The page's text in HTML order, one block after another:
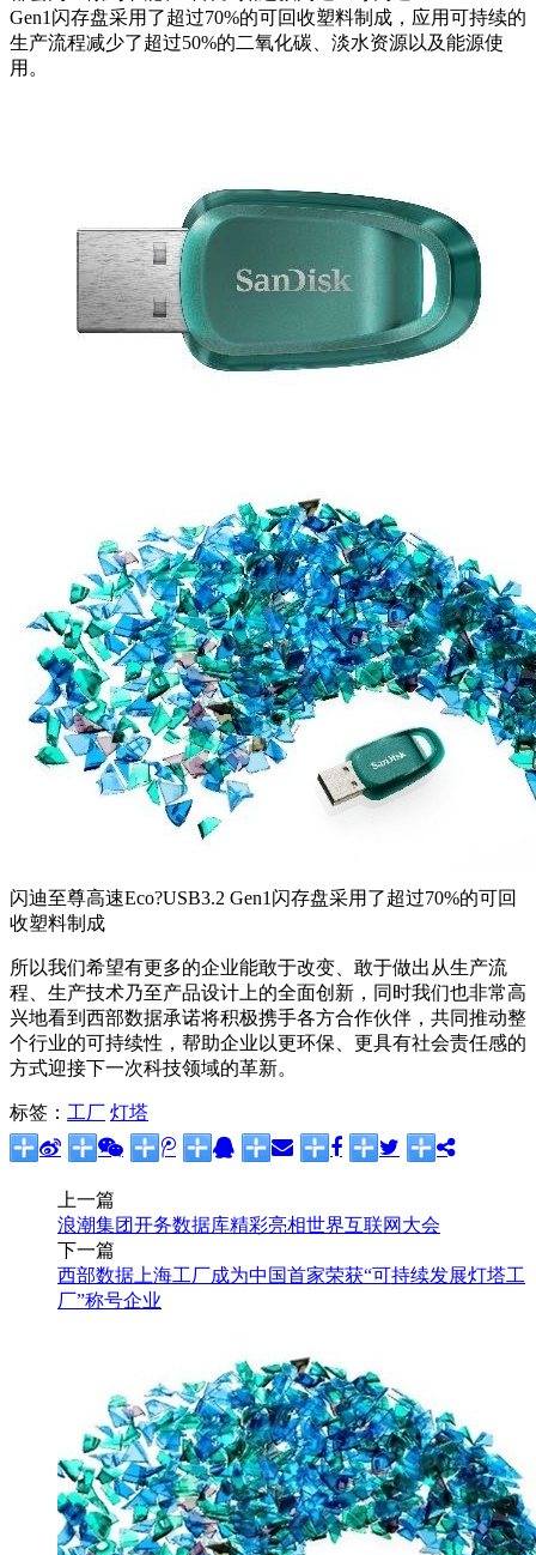
Gen1闪存盘采用了超过70%的可回收塑料制成，应用可持续的
生产流程减少了超过50%的二氧化碳、淡水资源以及能源使
用。
闪迪至尊高速Eco?USB3.2 Gen1闪存盘采用了超过70%的可回
收塑料制成
所以我们希望有更多的企业能敢于改变、敢于做出从生产流
程、生产技术乃至产品设计上的全面创新，同时我们也非常高
兴地看到西部数据承诺将积极携手各方合作伙伴，共同推动整
个行业的可持续性，帮助企业以更环保、更具有社会责任感的
方式迎接下一次科技领域的革新。
标签： 工厂 灯塔
上一篇
浪潮集团开务数据库精彩亮相世界互联网大会
下一篇
西部数据上海工厂成为中国首家荣获“可持续发展灯塔工
厂”称号企业